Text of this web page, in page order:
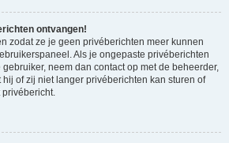
ontvangen!
zodat ze je geen privéberichten meer kunnen
Als je ongepaste privéberichten
neem dan contact op met de beheerder,
of zij niet langer privéberichten kan sturen of